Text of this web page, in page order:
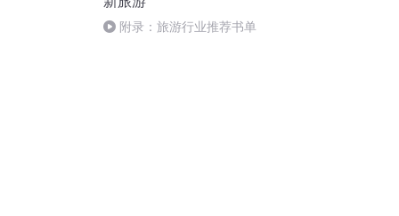
附录：旅游行业推荐书单